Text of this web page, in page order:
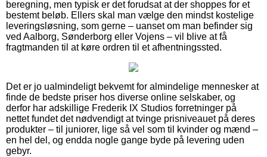
beregning, men typisk er det forudsat at der shoppes for et
bestemt beløb. Ellers skal man vælge den mindst kostelige
leveringsløsning, som gerne – uanset om man befinder sig
ved Aalborg, Sønderborg eller Vojens – vil blive at få
fragtmanden til at køre ordren til et afhentningssted.
Det er jo ualmindeligt bekvemt for almindelige mennesker at
finde de bedste priser hos diverse online selskaber, og
derfor har adskillige Frederik IX Studios forretninger på
nettet fundet det nødvendigt at tvinge prisniveauet på deres
produkter – til juniorer, lige så vel som til kvinder og mænd –
en hel del, og endda nogle gange byde på levering uden
gebyr.